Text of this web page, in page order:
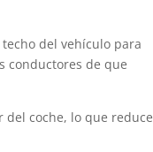
del vehículo para
conductores de que
del coche, lo que reduce